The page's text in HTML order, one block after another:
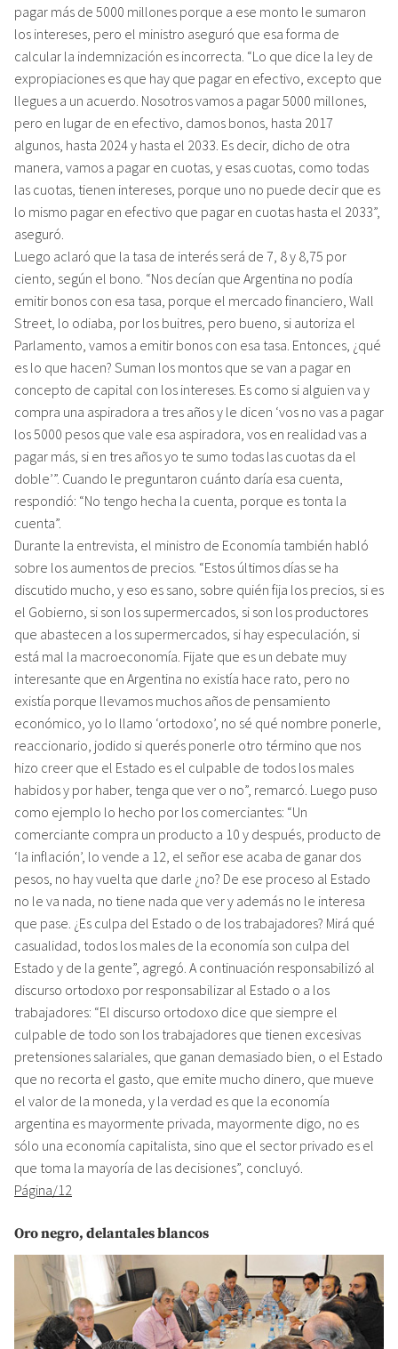
pagar más de 5000 millones porque a ese monto le sumaron
los intereses, pero el ministro aseguró que esa forma de
calcular la indemnización es incorrecta. “Lo que dice la ley de
expropiaciones es que hay que pagar en efectivo, excepto que
llegues a un acuerdo. Nosotros vamos a pagar 5000 millones,
pero en lugar de en efectivo, damos bonos, hasta 2017
algunos, hasta 2024 y hasta el 2033. Es decir, dicho de otra
manera, vamos a pagar en cuotas, y esas cuotas, como todas
las cuotas, tienen intereses, porque uno no puede decir que es
lo mismo pagar en efectivo que pagar en cuotas hasta el 2033”,
aseguró.
Luego aclaró que la tasa de interés será de 7, 8 y 8,75 por
ciento, según el bono. “Nos decían que Argentina no podía
emitir bonos con esa tasa, porque el mercado financiero, Wall
Street, lo odiaba, por los buitres, pero bueno, si autoriza el
Parlamento, vamos a emitir bonos con esa tasa. Entonces, ¿qué
es lo que hacen? Suman los montos que se van a pagar en
concepto de capital con los intereses. Es como si alguien va y
compra una aspiradora a tres años y le dicen ‘vos no vas a pagar
los 5000 pesos que vale esa aspiradora, vos en realidad vas a
pagar más, si en tres años yo te sumo todas las cuotas da el
doble’”. Cuando le preguntaron cuánto daría esa cuenta,
respondió: “No tengo hecha la cuenta, porque es tonta la
cuenta”.
Durante la entrevista, el ministro de Economía también habló
sobre los aumentos de precios. “Estos últimos días se ha
discutido mucho, y eso es sano, sobre quién fija los precios, si es
el Gobierno, si son los supermercados, si son los productores
que abastecen a los supermercados, si hay especulación, si
está mal la macroeconomía. Fijate que es un debate muy
interesante que en Argentina no existía hace rato, pero no
existía porque llevamos muchos años de pensamiento
económico, yo lo llamo ‘ortodoxo’, no sé qué nombre ponerle,
reaccionario, jodido si querés ponerle otro término que nos
hizo creer que el Estado es el culpable de todos los males
habidos y por haber, tenga que ver o no”, remarcó. Luego puso
como ejemplo lo hecho por los comerciantes: “Un
comerciante compra un producto a 10 y después, producto de
‘la inflación’, lo vende a 12, el señor ese acaba de ganar dos
pesos, no hay vuelta que darle ¿no? De ese proceso al Estado
no le va nada, no tiene nada que ver y además no le interesa
que pase. ¿Es culpa del Estado o de los trabajadores? Mirá qué
casualidad, todos los males de la economía son culpa del
Estado y de la gente”, agregó. A continuación responsabilizó al
discurso ortodoxo por responsabilizar al Estado o a los
trabajadores: “El discurso ortodoxo dice que siempre el
culpable de todo son los trabajadores que tienen excesivas
pretensiones salariales, que ganan demasiado bien, o el Estado
que no recorta el gasto, que emite mucho dinero, que mueve
el valor de la moneda, y la verdad es que la economía
argentina es mayormente privada, mayormente digo, no es
sólo una economía capitalista, sino que el sector privado es el
que toma la mayoría de las decisiones”, concluyó.
Página/12
Oro negro, delantales blancos